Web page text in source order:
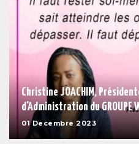
Christine JOACHIM,
d'Administration du GROUPE
01 Decembre 2023